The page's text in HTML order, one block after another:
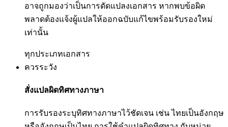
อาจถูกมองว่าเป็นการดัดแปลงเอกสาร หากพบข้อผิด
พลาดต้องแจ้งผู้แปลให้ออกฉบับแก้ไขพร้อมรับรองใหม่
เท่านั้น
ทุกประเภทเอกสาร
ควรระวัง
สั่งแปลผิดทิศทางภาษา
การรับรองระบุทิศทางภาษาไว้ชัดเจน เช่น ไทยเป็นอังกฤษ